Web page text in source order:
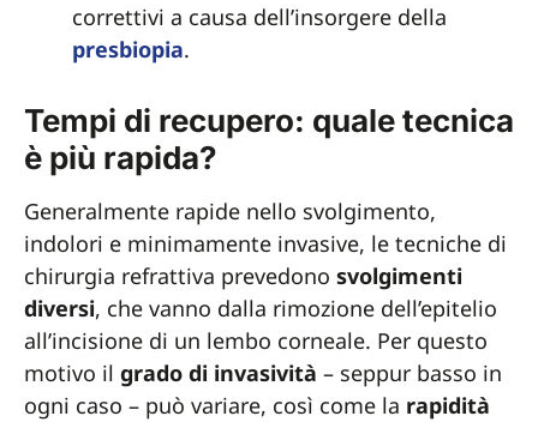
correttivi a causa dell’insorgere della
presbiopia.
Tempi di recupero: quale tecnica
è più rapida?
Generalmente rapide nello svolgimento,
indolori e minimamente invasive, le tecniche di
chirurgia refrattiva prevedono svolgimenti
diversi, che vanno dalla rimozione dell’epitelio
all’incisione di un lembo corneale. Per questo
motivo il grado di invasività – seppur basso in
ogni caso – può variare, così come la rapidità